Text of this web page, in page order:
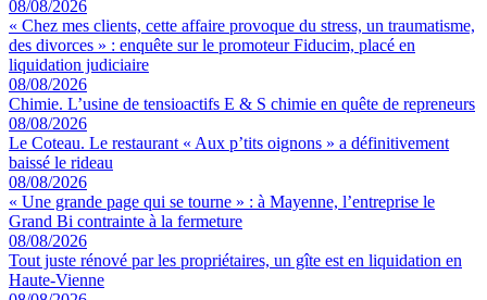
08/08/2026
« Chez mes clients, cette affaire provoque du stress, un traumatisme,
des divorces » : enquête sur le promoteur Fiducim, placé en
liquidation judiciaire
08/08/2026
Chimie. L’usine de tensioactifs E & S chimie en quête de repreneurs
08/08/2026
Le Coteau. Le restaurant « Aux p’tits oignons » a définitivement
baissé le rideau
08/08/2026
« Une grande page qui se tourne » : à Mayenne, l’entreprise le
Grand Bi contrainte à la fermeture
08/08/2026
Tout juste rénové par les propriétaires, un gîte est en liquidation en
Haute-Vienne